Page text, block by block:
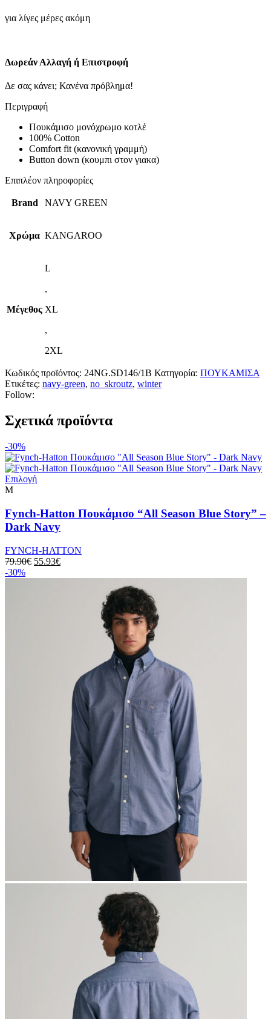
για λίγες μέρες ακόμη
Δωρεάν Αλλαγή ή Επιστροφή
Δε σας κάνει; Κανένα πρόβλημα!
Περιγραφή
Πουκάμισο μονόχρωμο κοτλέ
100% Cotton
Comfort fit (κανονική γραμμή)
Button down (κουμπι στον γιακα)
Επιπλέον πληροφορίες
Brand NAVY GREEN
Χρώμα KANGAROO
Μέγεθος
L
,
XL
,
2XL
Κωδικός προϊόντος: 24NG.SD146/1B Κατηγορία: ΠΟΥΚΑΜΙΣΑ
Ετικέτες: navy-green, no_skroutz, winter
Follow:
Σχετικά προϊόντα
-30%
ΕπιλογήΑυτό
έχει
πολλαπλές
παραλλαγές.
επιλογές
μπορούν
να
M
Fynch-Hatton Πουκάμισο “All Season Blue Story” –
Dark Navy
FYNCH-HATTON
79.90€ Original
55.93€Η
-30%